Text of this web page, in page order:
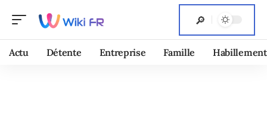
Actu Détente Entreprise Famille Habillement